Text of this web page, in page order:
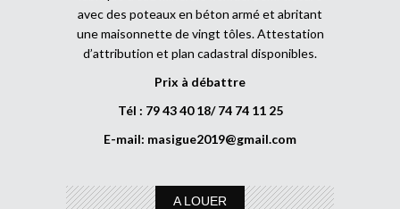
avec des poteaux en béton armé et abritant
une maisonnette de vingt tôles. Attestation
d’attribution et plan cadastral disponibles.
Prix à débattre
Tél : 79 43 40 18/ 74 74 11 25
E-mail: masigue2019@gmail.com
A LOUER